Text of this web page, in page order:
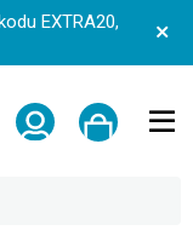
EXTRA20,